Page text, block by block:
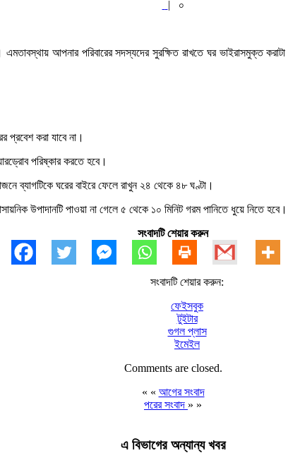
| ০
আপনার পরিবারের সদস্যদের সুরক্ষিত রাখতে ঘর ভাইরাসমুক্ত করাটা
প্রবেশ করা যাবে না।
পরিষ্কার করতে হবে।
ব্যাগটিকে ঘরের বাইরে ফেলে রাখুন ২৪ থেকে ৪৮ ঘণ্টা।
উপাদানটি পাওয়া না গেলে ৫ থেকে ১০ মিনিট গরম পানিতে ধুয়ে নিতে হবে।
সংবাদটি শেয়ার করুন
সংবাদটি শেয়ার করুন:
ফেইসবুক
টুইটার
গুগল প্লাস
ইমেইল
Comments are closed.
« « আগের সংবাদ
পরের সংবাদ » »
এ বিভাগের অন্যান্য খবর